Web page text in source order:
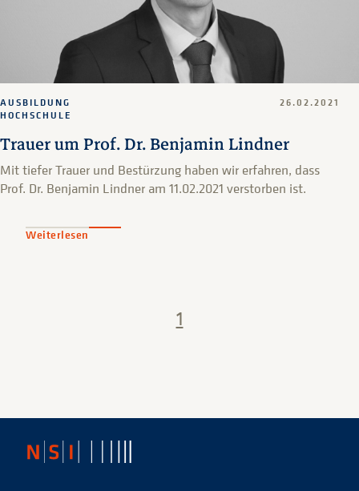
Trauer um Prof. Dr. Benjamin Lindner
AUSBILDUNG
HOCHSCHULE
26.02.2021
Mit tiefer Trauer und Bestürzung haben wir erfahren, dass
Prof. Dr. Benjamin Lindner am 11.02.2021 verstorben ist.
Weiterlesen
1